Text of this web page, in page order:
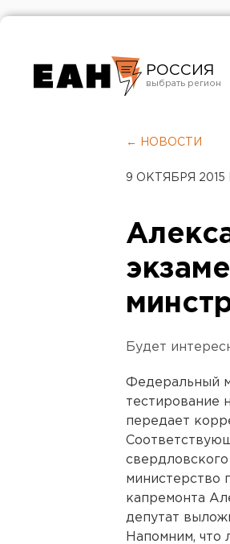
РОССИЯ
Челябинск
← НОВОСТИ
9 ОКТЯБРЯ 2015 В
Будет
Федеральный
тестирование
передает
министерство
капремонта
депутат
Напомним, что